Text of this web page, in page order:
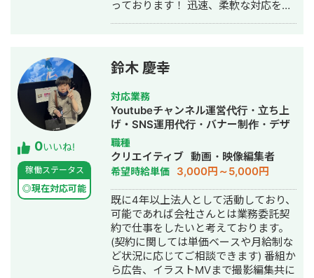
だければと思います。 ＜実績＞ ・美容
特化のアカウントのオーガニックアフ
属人型Tiktokアカウントを立ち上げ ・
月間1000万再生以上の20万FW超えメ
ディアをディレクション ・作成した動
画本数は累計300本以上 ・少数精鋭の
マーケティングチームのマネジメント
＜経歴＞ ・早稲田大学商学部。 ・ファ
ンマーケティング会社で２年間、上場
企業から中小企業までの約１０社様ほ
どロイアル顧客の増加及び、LTV改善
を支援。 ・動画マーケティング会社で
Tiktokのインフルエンサーマーケティ
ング事業を立ち上げ、半年で売上1000
万を達成。 ・独立し、現在。
っております！ 迅速、柔軟な対応を心
2.6万人、THECOO株式会社の運営する
ゲーム実況者専門事務所Studio Coup
所属。2021年8月YouTube急上昇ゲー
ムクリエイター掲載。 現在は株式会社
Lycollectionを創業し、企業様の
YouTube支援,YouTuberへの企業案件
紹介,動画,画像制作,VTuberLive2dモデ
リング,企業協賛のもとインフルエンサ
ーを集めたゲーム大会主催をしており
ます！ サブカル,エンタメ領域の制作を
メインにエンタメ編集をビジネスに取
り入れることによって差別化を図りま
す! ■実績 ・個人YouTube総再生回数
1000万回超え ・個人YouTubeチャンネ
ル登録者2.6万人
0いいね!
稼働ステータス
◎現在対応可能
鈴木 慶幸
対応業務
Youtubeチャンネル運営代行・立ち上
げ・SNS運用代行・バナー制作・デザ
イン・リスティング広告運用代行・動
画制作・動画編集
職種
クリエイティブ 動画・映像編集者
希望時給単価 3,000円～5,000円
既に4年以上法人として活動しており、
可能であれば会社さんとは業務委託契
約で仕事をしたいと考えております。
(契約に関しては単価ベースや月給制な
ど状況に応じてご相談できます) 番組か
ら広告、イラストMVまで撮影編集共に